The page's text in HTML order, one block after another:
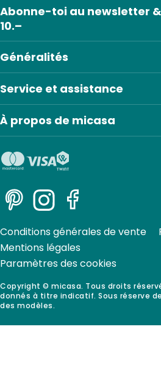
Généralités
Service et assistance
À propos de micasa
Abonne-toi au newsletter
10.–
PinterestInstagramFacebook
Copyright © micasa. Tous droits
donnés à titre indicatif. Sous réserve
des modèles.
Conditions générales de vente
Mentions légales
Paramètres des cookies